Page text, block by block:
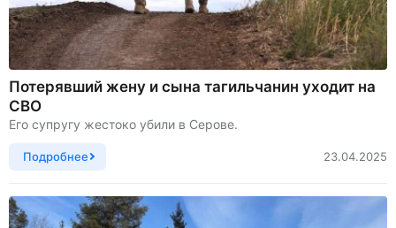
Потерявший жену и сына тагильчанин уходит на
СВО
Его супругу жестоко убили в Серове.
Подробнее 23.04.2025